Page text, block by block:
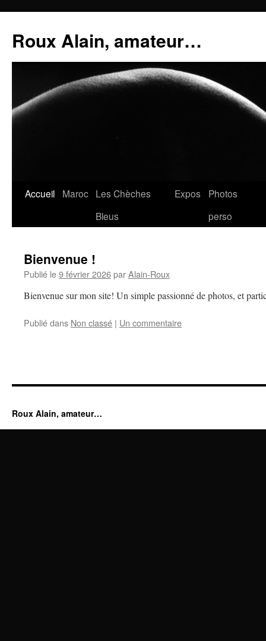
contenu
Roux Alain, amateur…
Accueil Maroc Les Chèches
Bleus
Expos
Photos
perso
Bienvenue !
Publié le9 février 2026parAlain-Roux
Bienvenue sur mon site! Un simple passionné de photos, et
Publié dans Non classé | Un commentaire
Roux Alain, amateur…